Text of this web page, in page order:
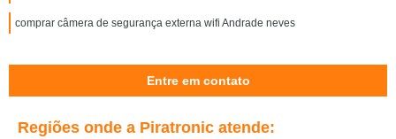
comprar câmera de segurança externa wifi Andrade neves
Entre em contato
Regiões onde a Piratronic atende: